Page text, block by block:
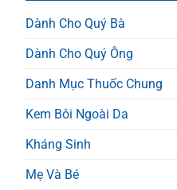
Dành Cho Quý Bà
Dành Cho Quý Ông
Danh Mục Thuốc Chung
Kem Bôi Ngoài Da
Kháng Sinh
Mẹ Và Bé